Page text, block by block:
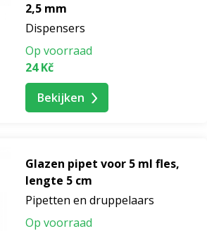
2,5 mm
Dispensers
Op voorraad
24 Kč
Bekijken
Glazen pipet voor 5 ml fles,
lengte 5 cm
Pipetten en druppelaars
Op voorraad